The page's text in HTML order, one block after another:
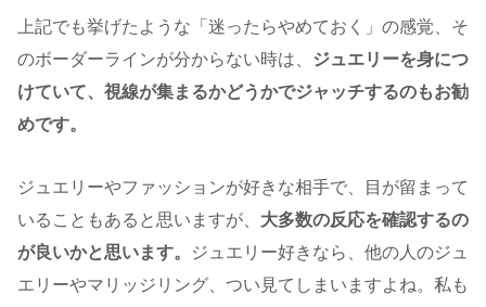
上記でも挙げたような「迷ったらやめておく」の感覚、そ
のボーダーラインが分からない時は、 ジュエリーを身につ
けていて、視線が集まるかどうかでジャッチするのもお勧
めです。
ジュエリーやファッションが好きな相手で、目が留まって
いることもあると思いますが、 大多数の反応を確認するの
が良いかと思います。
ジュエリー好きなら、他の人のジュ
エリーやマリッジリング、つい見てしまいますよね。私も